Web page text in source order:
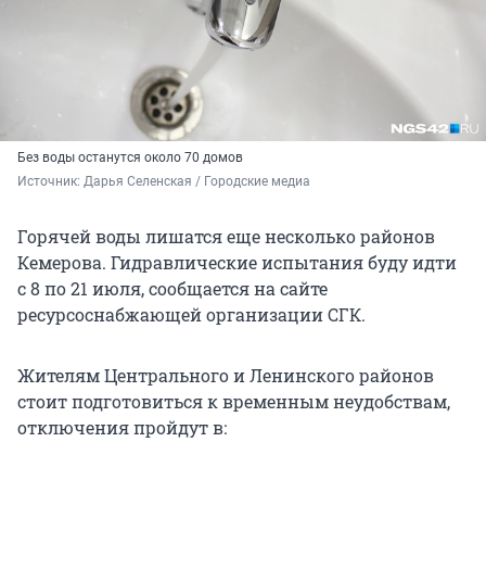
Без воды останутся около 70 домов
Источник: Дарья Селенская / Городские медиа
Горячей воды лишатся еще несколько районов
Кемерова. Гидравлические испытания буду идти
с 8 по 21 июля, сообщается на сайте
ресурсоснабжающей организации СГК.
Жителям Центрального и Ленинского районов
стоит подготовиться к временным неудобствам,
отключения пройдут в: